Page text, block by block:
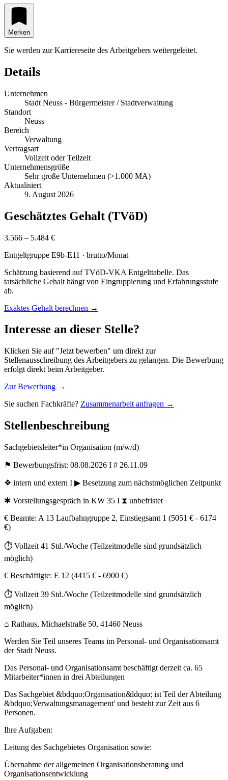
Merken
Sie werden zur Karriereseite des Arbeitgebers weitergeleitet.
Details
Unternehmen
Stadt Neuss - Bürgermeister / Stadtverwaltung
Standort
Neuss
Bereich
Verwaltung
Vertragsart
Vollzeit oder Teilzeit
Unternehmensgröße
Sehr große Unternehmen (>1.000 MA)
Aktualisiert
9. August 2026
Geschätztes Gehalt (TVöD)
3.566 – 5.484 €
Entgeltgruppe E9b-E11 · brutto/Monat
Schätzung basierend auf TVöD-VKA Entgelttabelle. Das
tatsächliche Gehalt hängt von Eingruppierung und Erfahrungsstufe
ab.
Exaktes Gehalt berechnen →
Interesse an dieser Stelle?
Klicken Sie auf "Jetzt bewerben" um direkt zur
Stellenausschreibung des Arbeitgebers zu gelangen. Die Bewerbung
erfolgt direkt beim Arbeitgeber.
Zur Bewerbung →
Sie suchen Fachkräfte? Zusammenarbeit anfragen →
Stellenbeschreibung
Sachgebietsleiter*in Organisation (m/w/d)
⚑ Bewerbungsfrist: 08.08.2026 I # 26.11.09
❖ intern und extern I ▶ Besetzung zum nächstmöglichen Zeitpunkt
✱ Vorstellungsgespräch in KW 35 I ⧗ unbefristet
€ Beamte: A 13 Laufbahngruppe 2, Einstiegsamt 1 (5051 € - 6174
€)
⏱ Vollzeit 41 Std./Woche (Teilzeitmodelle sind grundsätzlich
möglich)
€ Beschäftigte: E 12 (4415 € - 6900 €)
⏱ Vollzeit 39 Std./Woche (Teilzeitmodelle sind grundsätzlich
möglich)
⌂ Rathaus, Michaelstraße 50, 41460 Neuss
Werden Sie Teil unseres Teams im Personal- und Organisationsamt
der Stadt Neuss.
Das Personal- und Organisationsamt beschäftigt derzeit ca. 65
Mitarbeiter*innen in drei Abteilungen
Das Sachgebiet &bdquo;Organisation&ldquo; ist Teil der Abteilung
&bdquo;Verwaltungsmanagement' und besteht zur Zeit aus 6
Personen.
Ihre Aufgaben:
Leitung des Sachgebietes Organisation sowie:
Übernahme der allgemeinen Organisationsberatung und
Organisationsentwicklung